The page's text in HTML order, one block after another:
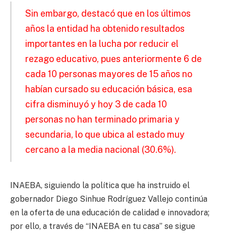
Sin embargo, destacó que en los últimos
años la entidad ha obtenido resultados
importantes en la lucha por reducir el
rezago educativo, pues anteriormente 6 de
cada 10 personas mayores de 15 años no
habían cursado su educación básica, esa
cifra disminuyó y hoy 3 de cada 10
personas no han terminado primaria y
secundaria, lo que ubica al estado muy
cercano a la media nacional (30.6%).
INAEBA, siguiendo la política que ha instruido el
gobernador Diego Sinhue Rodríguez Vallejo continúa
en la oferta de una educación de calidad e innovadora;
por ello, a través de “INAEBA en tu casa” se sigue